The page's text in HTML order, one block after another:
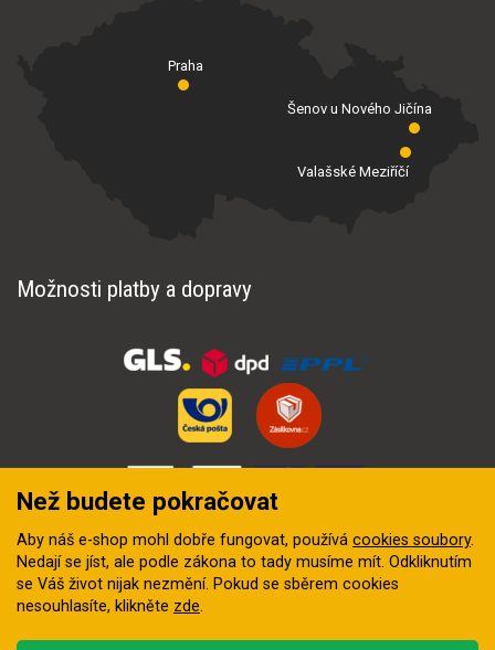
Praha
Valašské Meziříčí
Šenov u Nového Jičína
Možnosti platby a dopravy
Než budete pokračovat
Aby náš e-shop mohl dobře fungovat, používá cookies soubory.
Nedají se jíst, ale podle zákona to tady musíme mít. Odkliknutím
se Váš život nijak nezmění. Pokud se sběrem cookies
nesouhlasíte, klikněte zde.